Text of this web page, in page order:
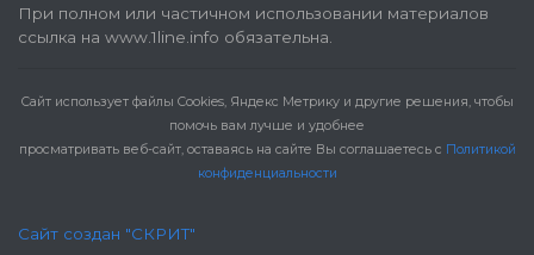
При полном или частичном использовании материалов
ссылка на www.1line.info обязательна.
Cайт использует файлы Cookies, Яндекс Метрику и другие решения, чтобы
помочь вам лучше и удобнее
просматривать веб-сайт, оставаясь на сайте Вы соглашаетесь с Политикой
конфиденциальности
Сайт создан "СКРИТ"